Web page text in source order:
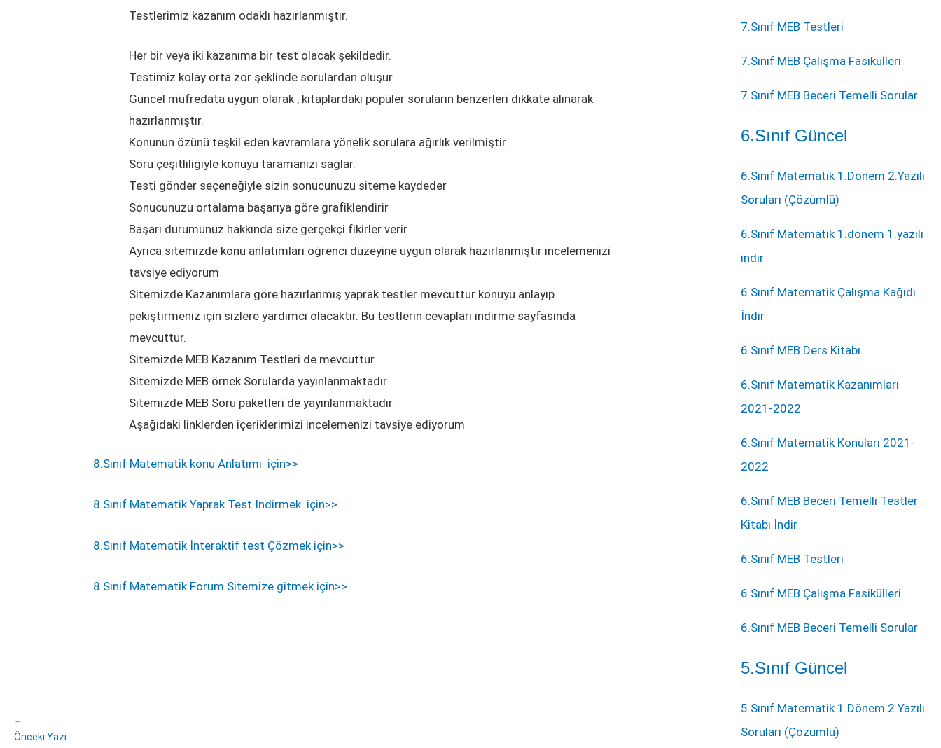
Testlerimiz kazanım odaklı hazırlanmıştır.
Her bir veya iki kazanıma bir test olacak şekildedir.
Testimiz kolay orta zor şeklinde sorulardan oluşur
Güncel müfredata uygun olarak , kitaplardaki popüler soruların benzerleri dikkate alınarak
hazırlanmıştır.
Konunun özünü teşkil eden kavramlara yönelik sorulara ağırlık verilmiştir.
Soru çeşitliliğiyle konuyu taramanızı sağlar.
Testi gönder seçeneğiyle sizin sonucunuzu siteme kaydeder
Sonucunuzu ortalama başarıya göre grafiklendirir
Başarı durumunuz hakkında size gerçekçi fikirler verir
Ayrıca sitemizde konu anlatımları öğrenci düzeyine uygun olarak hazırlanmıştır incelemenizi
tavsiye ediyorum
Sitemizde Kazanımlara göre hazırlanmış yaprak testler mevcuttur konuyu anlayıp
pekiştirmeniz için sizlere yardımcı olacaktır. Bu testlerin cevapları indirme sayfasında
mevcuttur.
Sitemizde MEB Kazanım Testleri de mevcuttur.
Sitemizde MEB örnek Sorularda yayınlanmaktadır
Sitemizde MEB Soru paketleri de yayınlanmaktadır
Aşağıdaki linklerden içeriklerimizi incelemenizi tavsiye ediyorum
8.Sınıf Matematik konu Anlatımı için>>
8.Sınıf Matematik Yaprak Test İndirmek için>>
8.Sınıf Matematik İnteraktif test Çözmek için>>
8.Sınıf Matematik Forum Sitemize gitmek için>>
←
Önceki Yazı
7.Sınıf MEB Testleri
7.Sınıf MEB Çalışma Fasikülleri
7.Sınıf MEB Beceri Temelli Sorular
6.Sınıf Güncel
6.Sınıf Matematik 1.Dönem 2.Yazılı
Soruları (Çözümlü)
6.Sınıf Matematik 1.dönem 1.yazılı
indir
6.Sınıf Matematik Çalışma Kağıdı
İndir
6.Sınıf MEB Ders Kitabı
6.Sınıf Matematik Kazanımları
2021-2022
6.Sınıf Matematik Konuları 2021-
2022
6.Sınıf MEB Beceri Temelli Testler
Kitabı İndir
6.Sınıf MEB Testleri
6.Sınıf MEB Çalışma Fasikülleri
6.Sınıf MEB Beceri Temelli Sorular
5.Sınıf Güncel
5.Sınıf Matematik 1.Dönem 2.Yazılı
Soruları (Çözümlü)